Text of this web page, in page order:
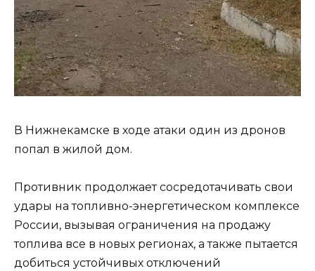
В Нижнекамске в ходе атаки один из дронов
попал в жилой дом.
Противник продолжает сосредотачивать свои
удары на топливно-энергетическом комплексе
России, вызывая ограничения на продажу
топлива все в новых регионах, а также пытается
добиться устойчивых отключений